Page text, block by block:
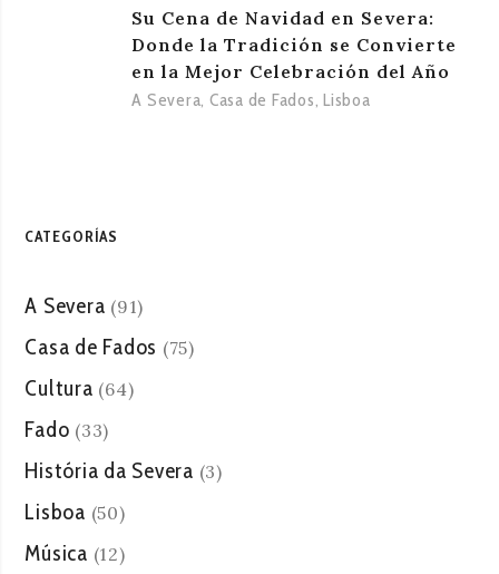
Su Cena de Navidad en Severa:
Donde la Tradición se Convierte
en la Mejor Celebración del Año
A Severa, Casa de Fados,Lisboa
CATEGORÍAS
A Severa (91)
Casa de Fados (75)
Cultura (64)
Fado (33)
História da Severa (3)
Lisboa (50)
Música (12)